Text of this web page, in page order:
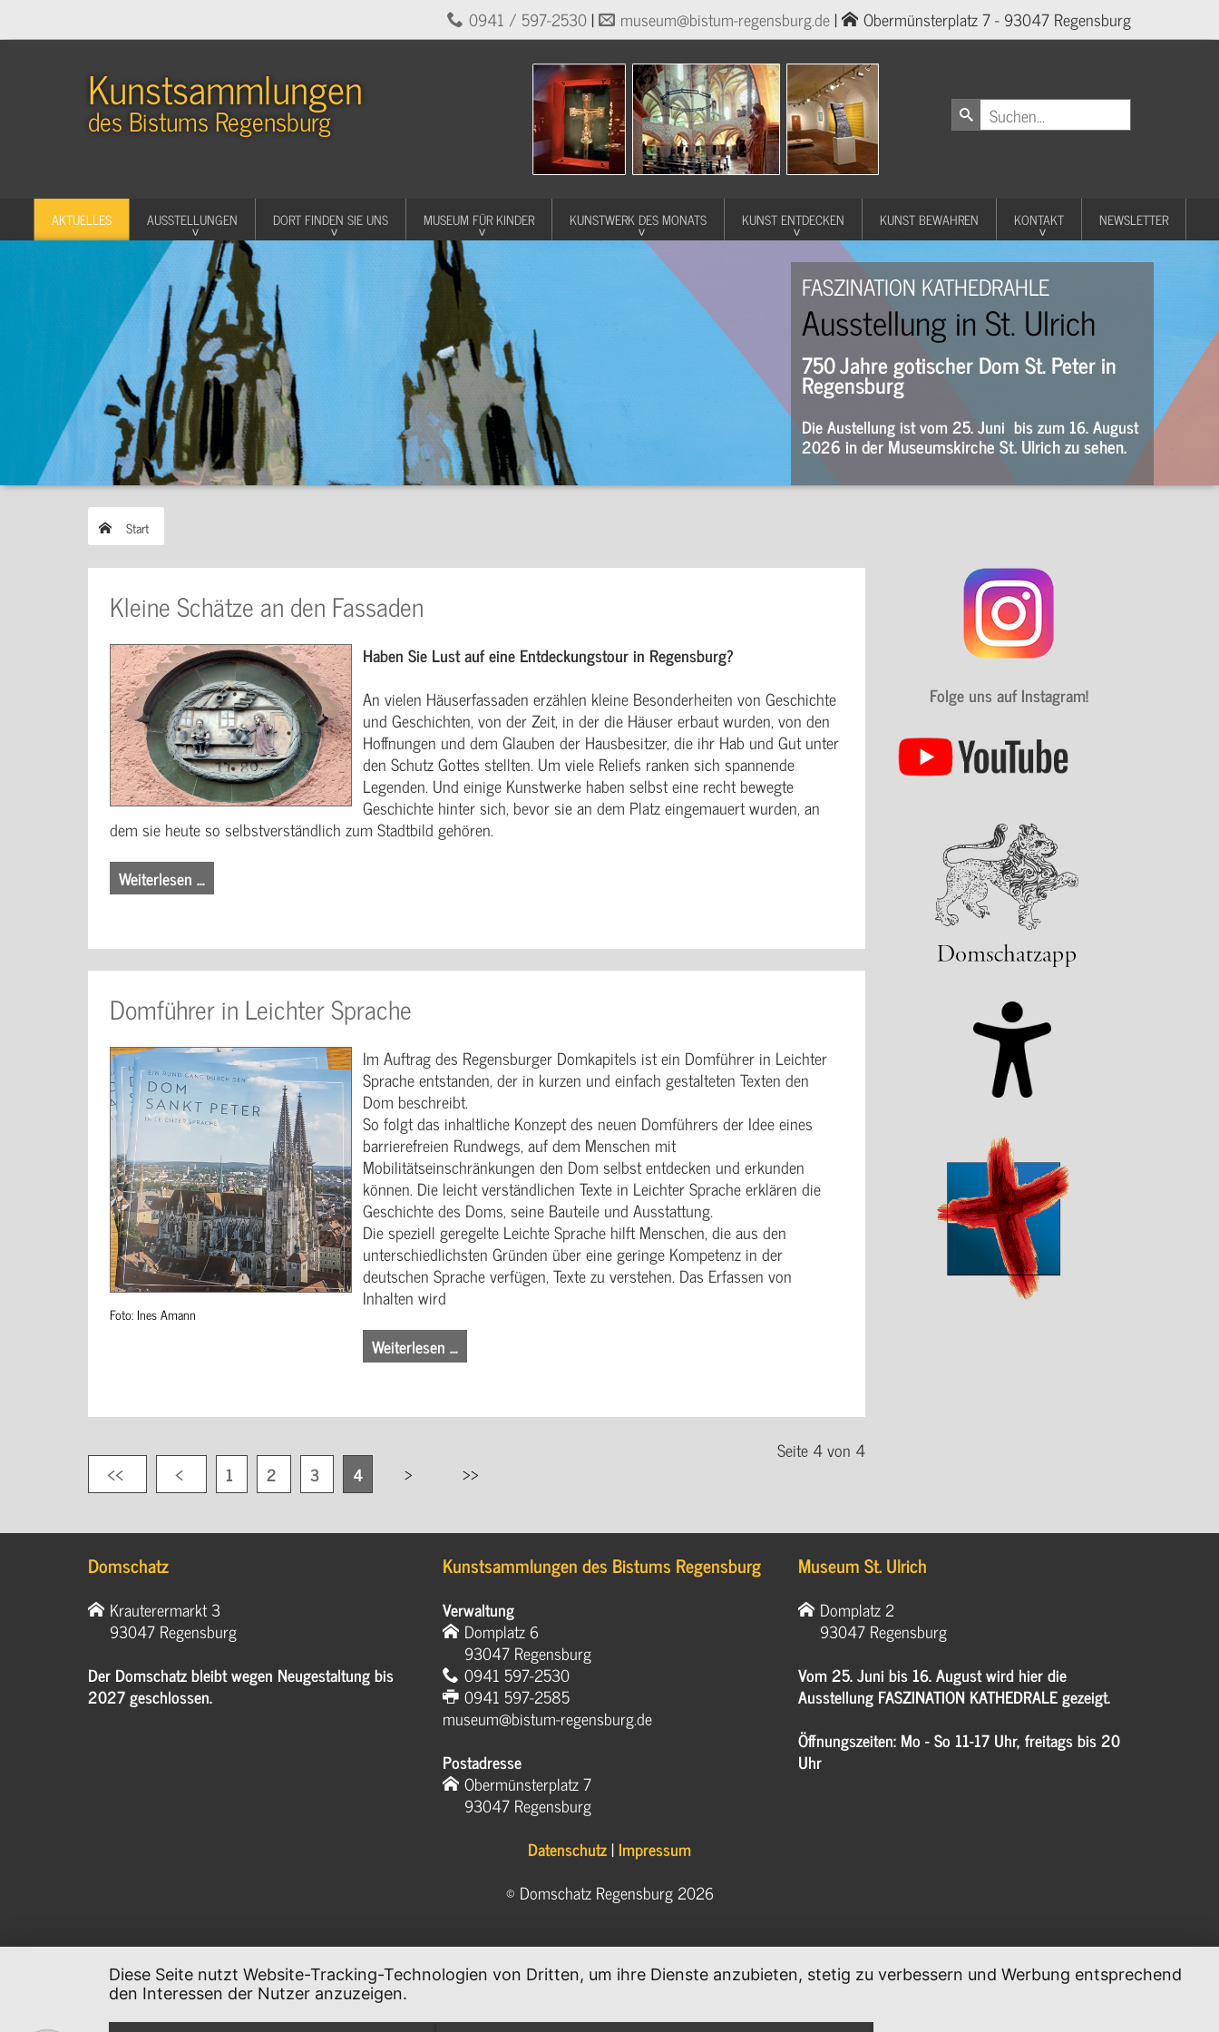
0941 / 597-2530| museum@bistum-regensburg.de| Obermünsterplatz 7 - 93047 Regensburg
Kunstsammlungen
des Bistums Regensburg
AKTUELLES AUSSTELLUNGEN DORT FINDEN SIE UNS MUSEUM FÜR KINDER KUNSTWERK DES MONATS KUNST ENTDECKEN KUNST BEWAHREN KONTAKT NEWSLETTER
FASZINATION KATHEDRAHLE
Ausstellung in St. Ulrich
750 Jahre gotischer Dom St. Peter in
Regensburg
Die Austellung ist vom 25. Juni bis zum 16. August
2026 in der Museumskirche St. Ulrich zu sehen.
Start
Kleine Schätze an den Fassaden
Haben Sie Lust auf eine Entdeckungstour in Regensburg?
An vielen Häuserfassaden erzählen kleine Besonderheiten von Geschichte
und Geschichten, von der Zeit, in der die Häuser erbaut wurden, von den
Hoffnungen und dem Glauben der Hausbesitzer, die ihr Hab und Gut unter
den Schutz Gottes stellten. Um viele Reliefs ranken sich spannende
Legenden. Und einige Kunstwerke haben selbst eine recht bewegte
Geschichte hinter sich, bevor sie an dem Platz eingemauert wurden, an
dem sie heute so selbstverständlich zum Stadtbild gehören.
Weiterlesen …
Domführer in Leichter Sprache
Foto: Ines Amann
Im Auftrag des Regensburger Domkapitels ist ein Domführer in Leichter
Sprache entstanden, der in kurzen und einfach gestalteten Texten den
Dom beschreibt.
So folgt das inhaltliche Konzept des neuen Domführers der Idee eines
barrierefreien Rundwegs, auf dem Menschen mit
Mobilitätseinschränkungen den Dom selbst entdecken und erkunden
können. Die leicht verständlichen Texte in Leichter Sprache erklären die
Geschichte des Doms, seine Bauteile und Ausstattung.
Die speziell geregelte Leichte Sprache hilft Menschen, die aus den
unterschiedlichsten Gründen über eine geringe Kompetenz in der
deutschen Sprache verfügen, Texte zu verstehen. Das Erfassen von
Inhalten wird
Weiterlesen …
Seite 4 von 4
1
2 3 4
Folge uns auf Instagram!
Domschatz
Krauterermarkt 3
93047 Regensburg
Der Domschatz bleibt wegen Neugestaltung bis
2027 geschlossen.
Kunstsammlungen des Bistums Regensburg
Verwaltung
Domplatz 6
93047 Regensburg
0941 597-2530
0941 597-2585
museum@bistum-regensburg.de
Postadresse
Obermünsterplatz 7
93047 Regensburg
Museum St. Ulrich
Domplatz 2
93047 Regensburg
Vom 25. Juni bis 16. August wird hier die
Ausstellung FASZINATION KATHEDRALE gezeigt.
Öffnungszeiten: Mo - So 11-17 Uhr, freitags bis 20
Uhr
Datenschutz|Impressum
© Domschatz Regensburg 2026
Diese Seite nutzt Website-Tracking-Technologien von Dritten, um ihre Dienste anzubieten, stetig zu verbessern und Werbung entsprechend
den Interessen der Nutzer anzuzeigen.